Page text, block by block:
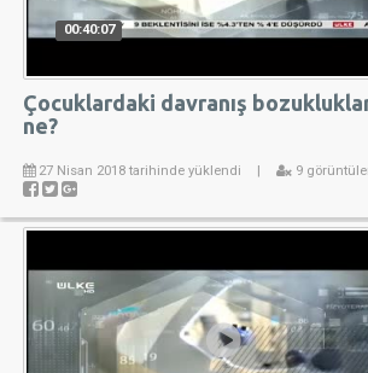
00:40:07
Çocuklardaki davranış
ne?
27 Nisan 2018 tarihinde yüklendi | 9